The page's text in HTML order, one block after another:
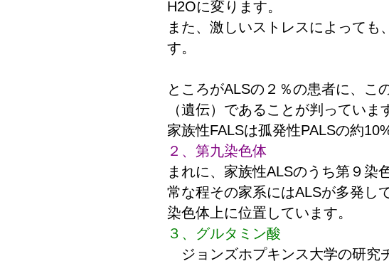
H2Oに変ります。
また、激しいストレスによっても
す。
ところがALSの２％の患者に、こ
（遺伝）であることが判ってい
家族性FALSは孤発性PALSの約
２、第九染色体
まれに、家族性ALSのうち第９染
常な程その家系にはALSが多発し
染色体上に位置しています。
３、グルタミン酸
ジョンズホプキンス大学の研究